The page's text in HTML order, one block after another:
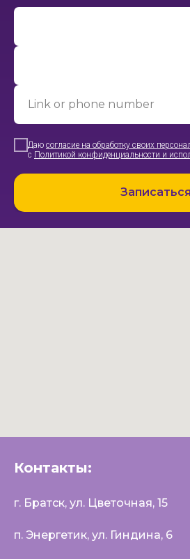
Link or phone number
Даю согласие на обработку своих
с Политикой конфиденциальности и
Записаться
Контакты:
г. Братск, ул. Цветочная, 15
п. Энергетик, ул. Гиндина, 6